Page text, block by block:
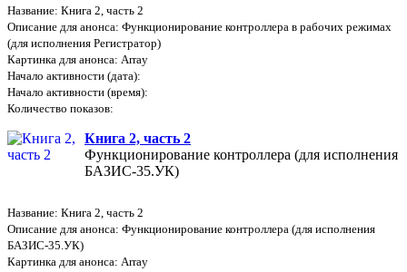
Название: Книга 2, часть 2
Описание для анонса: Функционирование контроллера в рабочих режимах
(для исполнения Регистратор)
Картинка для анонса: Array
Начало активности (дата):
Начало активности (время):
Количество показов:
Книга 2, часть 2
Функционирование контроллера (для исполнения
БАЗИС-35.УК)
Название: Книга 2, часть 2
Описание для анонса: Функционирование контроллера (для исполнения
БАЗИС-35.УК)
Картинка для анонса: Array